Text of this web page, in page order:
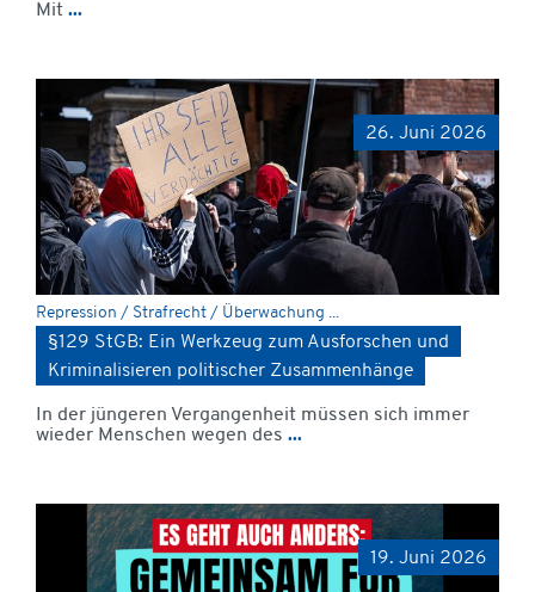
Mit ...
26. Juni 2026
Repression / Strafrecht / Überwachung ...
§129 StGB: Ein Werkzeug zum Ausforschen und
Kriminalisieren politischer Zusammenhänge
In der jüngeren Vergangenheit müssen sich immer
wieder Menschen wegen des ...
19. Juni 2026